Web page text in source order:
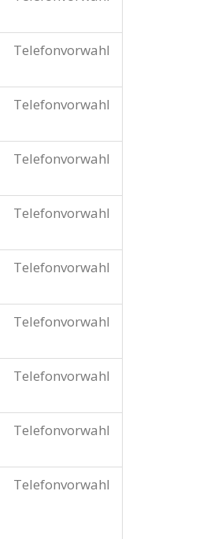
Telefonvorwahl
Telefonvorwahl
Telefonvorwahl
Telefonvorwahl
Telefonvorwahl
Telefonvorwahl
Telefonvorwahl
Telefonvorwahl
Telefonvorwahl